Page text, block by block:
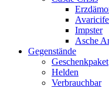
Impster
Asche
Gegenstände
Geschenkpaket
Helden
Verbrauchbar